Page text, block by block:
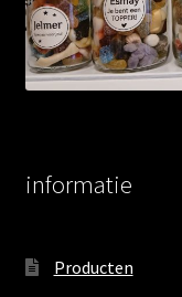
informatie
Producten